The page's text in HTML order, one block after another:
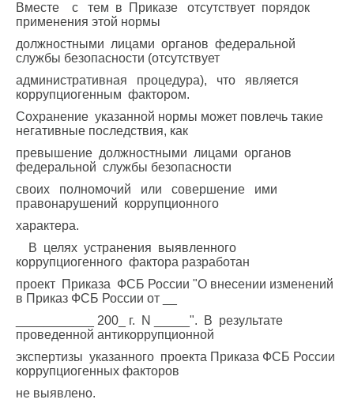
Вместе с тем в Приказе отсутствует порядок
применения этой нормы
должностными лицами органов федеральной
службы безопасности (отсутствует
административная процедура), что является
коррупциогенным фактором.
Сохранение указанной нормы может повлечь такие
негативные последствия, как
превышение должностными лицами органов
федеральной службы безопасности
своих полномочий или совершение ими
правонарушений коррупционного
характера.
В целях устранения выявленного
коррупциогенного фактора разработан
проект Приказа ФСБ России "О внесении изменений
в Приказ ФСБ России от __
___________ 200_ г. N _____". В результате
проведенной антикоррупционной
экспертизы указанного проекта Приказа ФСБ России
коррупциогенных факторов
не выявлено.